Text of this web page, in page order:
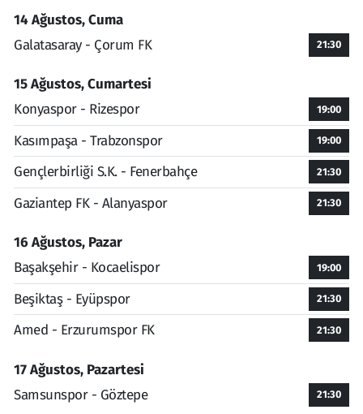
14 Ağustos, Cuma
Galatasaray - Çorum FK
21:30
15 Ağustos, Cumartesi
Konyaspor - Rizespor
19:00
Kasımpaşa - Trabzonspor 19:00
Gençlerbirliği S.K. - Fenerbahçe 21:30
Gaziantep FK - Alanyaspor 21:30
16 Ağustos, Pazar
Başakşehir - Kocaelispor
19:00
Beşiktaş - Eyüpspor 21:30
Amed - Erzurumspor FK 21:30
17 Ağustos, Pazartesi
Samsunspor - Göztepe
21:30